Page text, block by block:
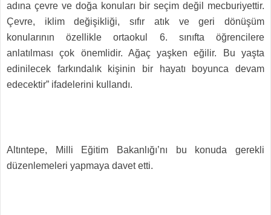
adına çevre ve doğa konuları bir seçim değil mecburiyettir.
Çevre, iklim değişikliği, sıfır atık ve geri dönüşüm
konularının özellikle ortaokul 6. sınıfta öğrencilere
anlatılması çok önemlidir. Ağaç yaşken eğilir. Bu yaşta
edinilecek farkındalık kişinin bir hayatı boyunca devam
edecektir” ifadelerini kullandı.
Altıntepe, Milli Eğitim Bakanlığı’nı bu konuda gerekli
düzenlemeleri yapmaya davet etti.